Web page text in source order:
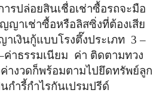
รปล่อยสินเชื่อเช่าซื้อรถจะมือ
ญาเช่าซื้อหรือลิสซิ่งที่ต้องเสีย
เงินกู้แบบโรงตึ๊งประเภท 3 –
ค่าธรรมเนียม ค่า ติดตามทวง
างวดก็พร้อมตามไปยึดทรัพย์ลูก
ำรี้กำไรกันเปรมปรีด์